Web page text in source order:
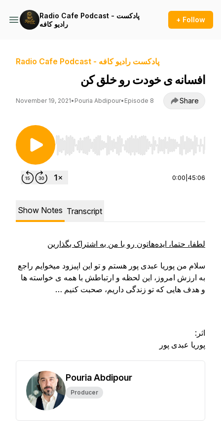
Radio Cafe Podcast - پادکست
راديو کافه
+ Follow
Radio Cafe Podcast - پادکست راديو کافه
افسانه ی خودت رو خلق کن
November 19, 2021• Pouria Abdipour• Episode 8 Share
Use Left/Right to seek, Home/End to jump to
0:00 45:06
Show Notes Transcript
لطفا، حتما، ایده‌ها‌تون رو با من به اشتراک بگذارین
سلام من پوریا عبدی پور هستم و تو این اپیزود میخوایم راجع
به ارزش امروز، این لحظه و ارتباطش با همه ی خواسته ها
و هدف هایی که تو زندگی داریم، صحبت کنیم …
اثر:
پوریا عبدی پور
Pouria Abdipour
Producer